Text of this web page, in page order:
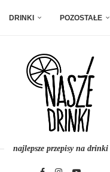
DRINKI POZOSTAŁE
najlepsze przepisy na drinki